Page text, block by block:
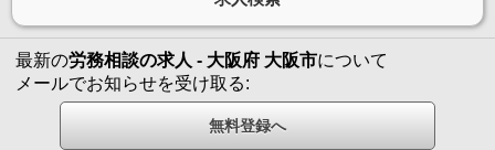
最新の労務相談の求人 - 大阪府 大阪市について
メールでお知らせを受け取る: